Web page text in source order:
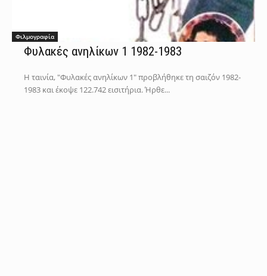
Φιλμογραφία
Φυλακές ανηλίκων 1 1982-1983
Η ταινία, "Φυλακές ανηλίκων 1" προβλήθηκε τη σαιζόν 1982-
1983 και έκοψε 122.742 εισιτήρια. Ήρθε...